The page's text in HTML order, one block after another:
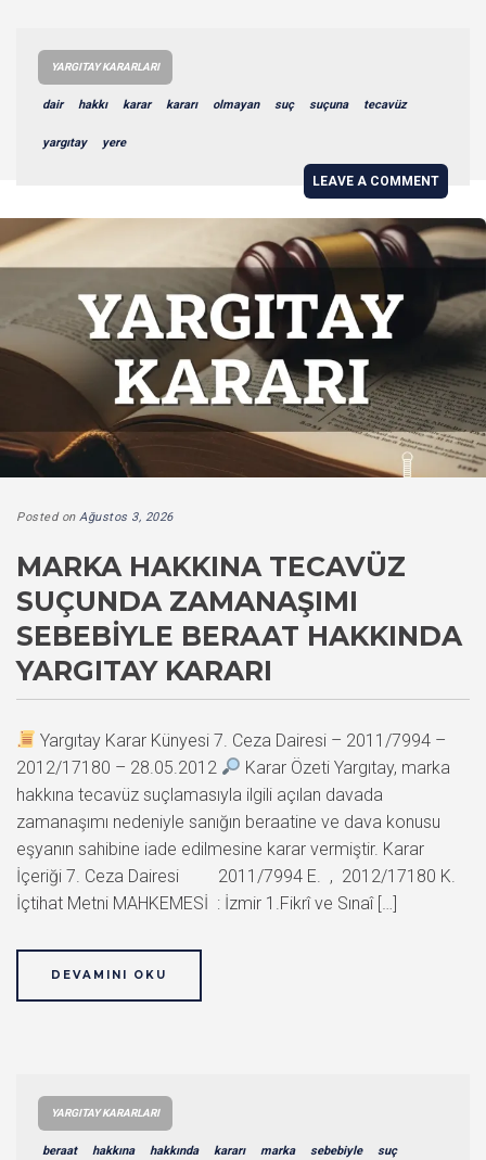
YARGITAY KARARLARI
dair hakkı karar kararı olmayan suç suçuna tecavüz
yargıtay yere
LEAVE A COMMENT
Posted on Ağustos 3, 2026
MARKA HAKKINA TECAVÜZ
SUÇUNDA ZAMANAŞIMI
SEBEBIYLE BERAAT HAKKINDA
YARGITAY KARARI
Yargıtay Karar Künyesi 7. Ceza Dairesi – 2011/7994 –
2012/17180 – 28.05.2012
Karar Özeti Yargıtay, marka
hakkına tecavüz suçlamasıyla ilgili açılan davada
zamanaşımı nedeniyle sanığın beraatine ve dava konusu
eşyanın sahibine iade edilmesine karar vermiştir. Karar
İçeriği 7. Ceza Dairesi 2011/7994 E. , 2012/17180 K.
İçtihat Metni MAHKEMESİ : İzmir 1.Fikrî ve Sınaî […]
DEVAMINI OKU
YARGITAY KARARLARI
beraat hakkına hakkında kararı marka sebebiyle suç